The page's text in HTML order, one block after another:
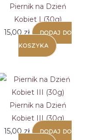
Piernik na Dzień
Kobiet I (30g)
15,00 zł
DODAJ DO
KOSZYKA
Piernik na Dzień
Kobiet III (30g)
15,00 zł
DODAJ DO